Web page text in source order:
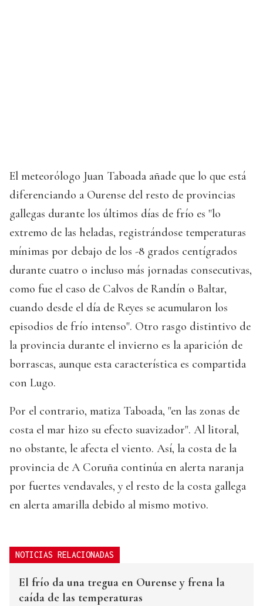
El meteorólogo Juan Taboada añade que lo que está
diferenciando a Ourense del resto de provincias
gallegas durante los últimos días de frío es "lo
extremo de las heladas, registrándose temperaturas
mínimas por debajo de los -8 grados centígrados
durante cuatro o incluso más jornadas consecutivas,
como fue el caso de Calvos de Randín o Baltar,
cuando desde el día de Reyes se acumularon los
episodios de frío intenso". Otro rasgo distintivo de
la provincia durante el invierno es la aparición de
borrascas, aunque esta característica es compartida
con Lugo.
Por el contrario, matiza Taboada, "en las zonas de
costa el mar hizo su efecto suavizador". Al litoral,
no obstante, le afecta el viento. Así, la costa de la
provincia de A Coruña continúa en alerta naranja
por fuertes vendavales, y el resto de la costa gallega
en alerta amarilla debido al mismo motivo.
NOTICIAS RELACIONADAS
El frío da una tregua en Ourense y frena la
caída de las temperaturas